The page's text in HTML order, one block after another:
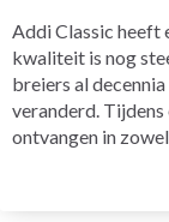
Addi Classic heeft
kwaliteit is nog
breiers al
veranderd. Tijdens
ontvangen in